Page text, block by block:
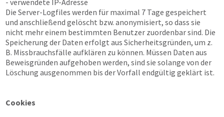
- verwendete IP-Adresse
Die Server-Logfiles werden für maximal 7 Tage gespeichert
und anschließend gelöscht bzw. anonymisiert, so dass sie
nicht mehr einem bestimmten Benutzer zuordenbar sind. Die
Speicherung der Daten erfolgt aus Sicherheitsgründen, um z.
B. Missbrauchsfälle aufklären zu können. Müssen Daten aus
Beweisgründen aufgehoben werden, sind sie solange von der
Löschung ausgenommen bis der Vorfall endgültig geklärt ist.
Cookies